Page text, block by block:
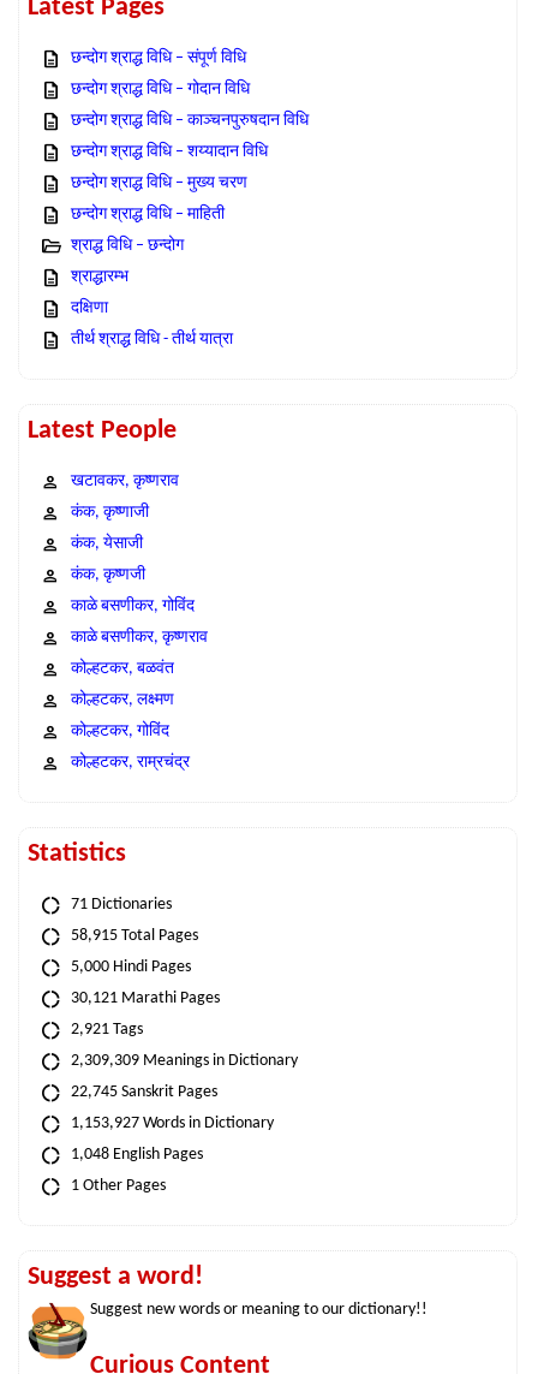
Latest Pages
छन्दोग श्राद्ध विधि – संपूर्ण विधि
छन्दोग श्राद्ध विधि – गोदान विधि
छन्दोग श्राद्ध विधि – काञ्चनपुरुषदान विधि
छन्दोग श्राद्ध विधि – शय्यादान विधि
छन्दोग श्राद्ध विधि – मुख्य चरण
छन्दोग श्राद्ध विधि – माहिती
श्राद्ध विधि – छन्दोग
श्राद्धारम्भ
दक्षिणा
तीर्थ श्राद्ध विधि - तीर्थ यात्रा
Latest People
खटावकर, कृष्णराव
कंक, कृष्णाजी
कंक, येसाजी
कंक, कृष्णजी
काळे बसणीकर, गोविंद
काळे बसणीकर, कृष्णराव
कोल्हटकर, बळवंत
कोल्हटकर, लक्ष्मण
कोल्हटकर, गोविंद
कोल्हटकर, राम्रचंद्र
Statistics
71 Dictionaries
58,915 Total Pages
5,000 Hindi Pages
30,121 Marathi Pages
2,921 Tags
2,309,309 Meanings in Dictionary
22,745 Sanskrit Pages
1,153,927 Words in Dictionary
1,048 English Pages
1 Other Pages
Suggest a word!
Suggest new words or meaning to our dictionary!!
Curious Content